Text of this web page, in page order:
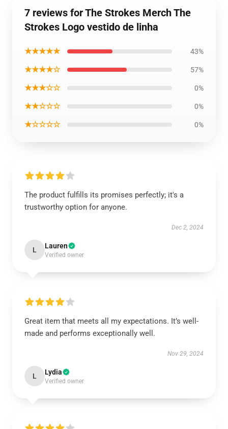
7 reviews for The Strokes Merch The
Strokes Logo vestido de linha
★★★★★ 43%
★★★★☆ 57%
★★★☆☆ 0%
★★☆☆☆ 0%
★☆☆☆☆ 0%
The product fulfills its promises perfectly; it's a
trustworthy option for anyone.
Dec 2, 2024
L Lauren
Verified owner
Great item that meets all my expectations. It’s well-
made and performs exceptionally well.
Nov 29, 2024
L Lydia
Verified owner